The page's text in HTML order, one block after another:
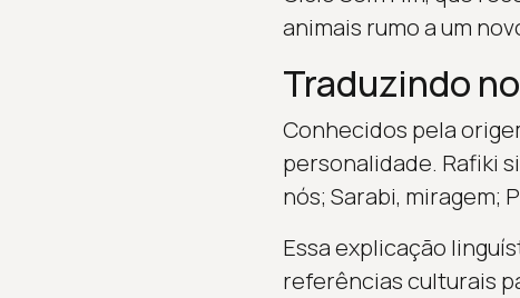
animais rumo a um
Traduzindo
Conhecidos pela
personalidade. Rafiki
nós; Sarabi, miragem;
Essa explicação
referências culturais